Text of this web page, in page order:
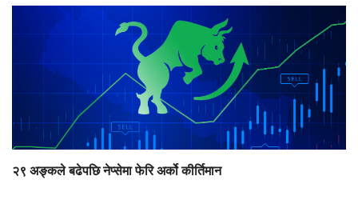
२९ अङ्कले बढेपछि नेप्सेमा फेरि अर्को कीर्तिमान